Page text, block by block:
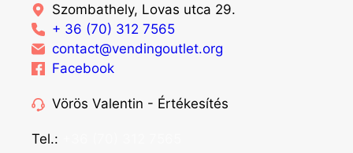
Szombathely, Lovas utca 29.
+ 36 (70) 312 7565
contact@vendingoutlet.org
Facebook
Vörös Valentin - Értékesítés
Tel.: